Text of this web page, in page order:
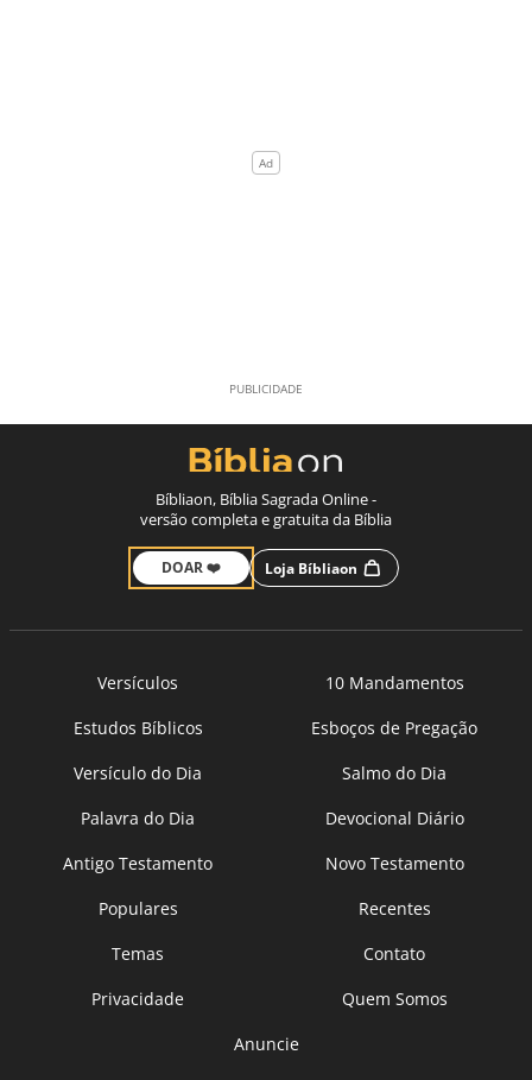
Bíbliaon, Bíblia Sagrada Online -
versão completa e gratuita da Bíblia
DOAR ❤️ Loja Bíbliaon
Versículos
10 Mandamentos
Estudos Bíblicos
Esboços de Pregação
Versículo do Dia
Salmo do Dia
Palavra do Dia
Devocional Diário
Antigo Testamento
Novo Testamento
Populares
Recentes
Temas
Contato
Privacidade
Quem Somos
Anuncie